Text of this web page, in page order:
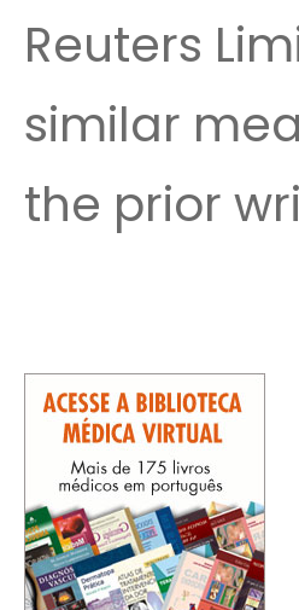
Reuters
similar
the prior